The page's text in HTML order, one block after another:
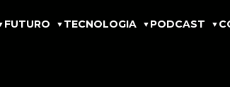
FUTURO TECNOLOGIA PODCAST